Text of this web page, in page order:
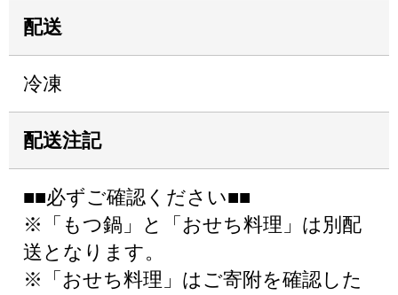
配送
冷凍
配送注記
■■必ずご確認ください■■
※「もつ鍋」と「おせち料理」は別配
送となります。
※「おせち料理」はご寄附を確認した